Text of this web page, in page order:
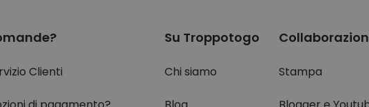
Clienti
Su Troppotogo
Chi siamo Stampa